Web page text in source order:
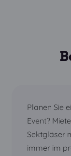
Planen Sie
Event?
Sektgläser
immer im